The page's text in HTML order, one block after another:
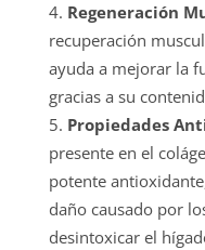
Regeneración
recuperación
ayuda a mejorar la
gracias a su
Propiedades
presente en el
potente
daño causado por
desintoxicar el